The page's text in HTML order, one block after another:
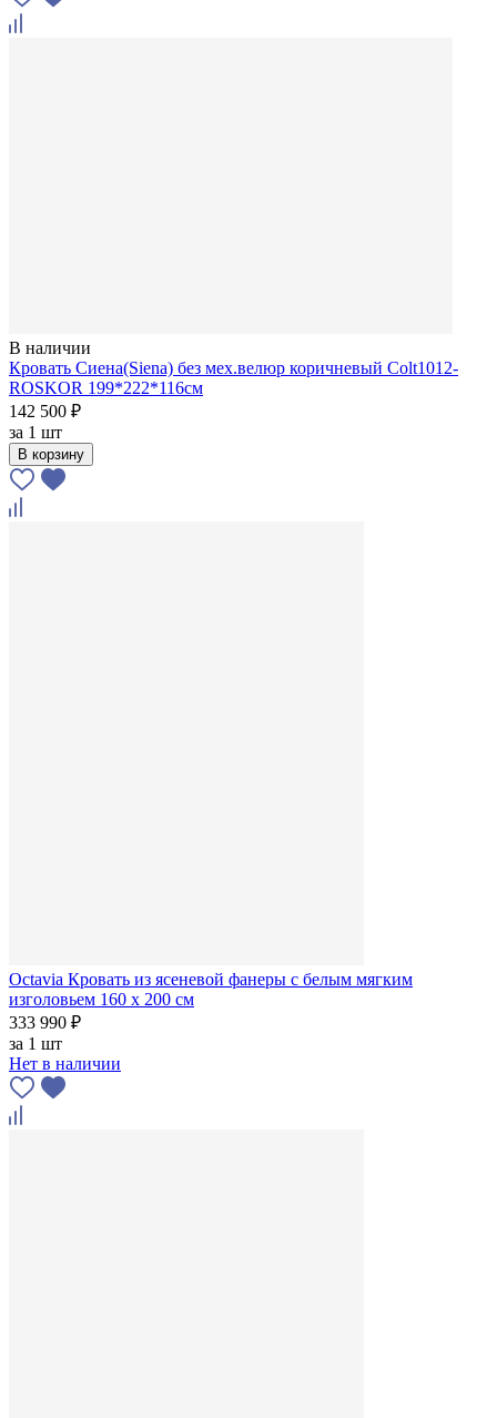
В наличии
Кровать Сиена(Siena) без мех.велюр коричневый Colt1012-
ROSKOR 199*222*116см
142 500 ₽
за 1 шт
В корзину
Octavia Кровать из ясеневой фанеры с белым мягким
изголовьем 160 x 200 см
333 990 ₽
за 1 шт
Нет в наличии